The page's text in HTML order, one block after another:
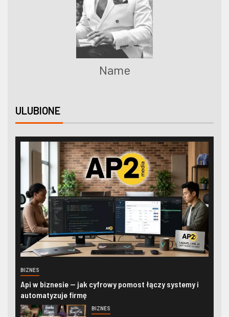
Name
ULUBIONE
BIZNES
Api w biznesie — jak cyfrowy pomost łączy systemy i
automatyzuje firmę
BIZNES